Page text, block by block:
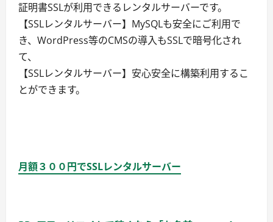
証明書SSLが利用できるレンタルサーバーです。
【SSLレンタルサーバー】MySQLも安全にご利用で
き、WordPress等のCMSの導入もSSLで暗号化され
て、
【SSLレンタルサーバー】安心安全に構築利用するこ
とができます。
月額３００円でSSLレンタルサーバー